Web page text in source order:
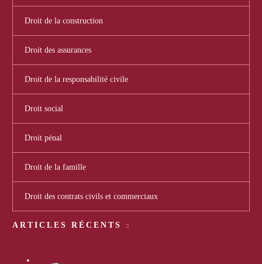
Droit de la construction
Droit des assurances
Droit de la responsabilité civile
Droit social
Droit pénal
Droit de la famille
Droit des contrats civils et commerciaux
ARTICLES RÉCENTS